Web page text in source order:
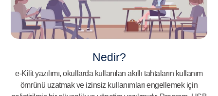
Nedir?
e-Kilit yazılımı, okullarda kullanılan akıllı tahtaların kullanım
ömrünü uzatmak ve izinsiz kullanımları engellemek için